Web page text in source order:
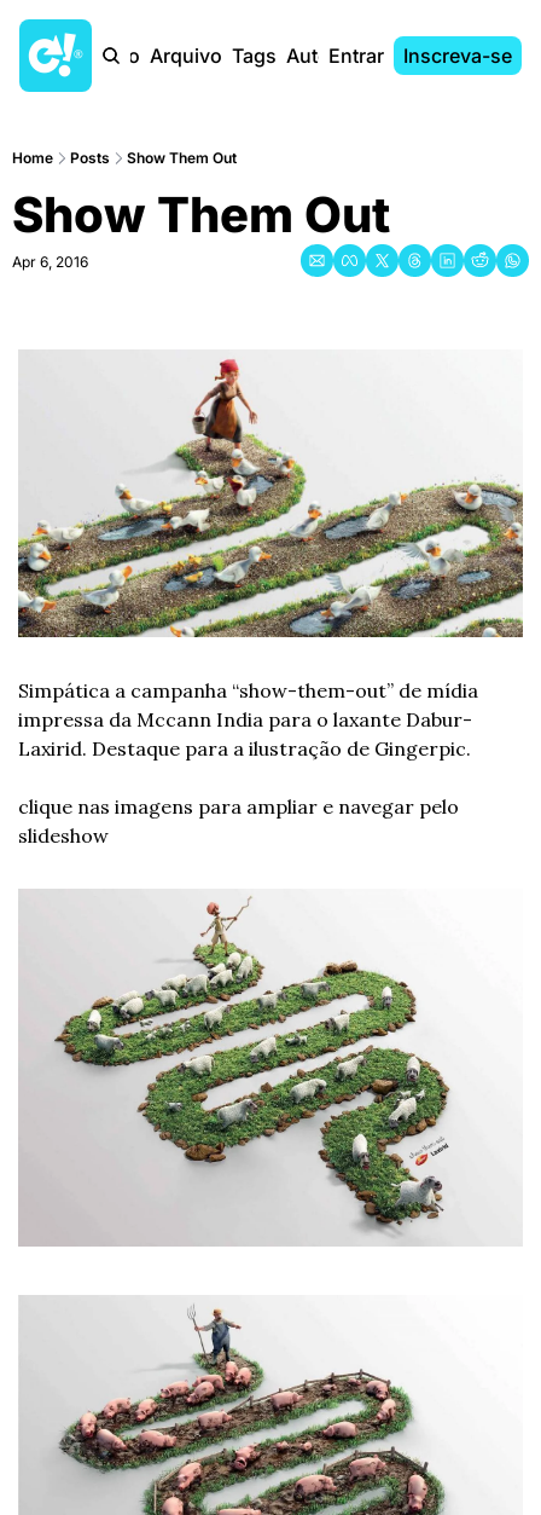
Início Arquivo Tags AutoresEntrar Inscreva-se
Home Posts Show Them Out
Show Them Out
Apr 6, 2016
Simpática a campanha “show-them-out” de mídia
impressa da Mccann India para o laxante Dabur-
Laxirid. Destaque para a ilustração de Gingerpic.
clique nas imagens para ampliar e navegar pelo
slideshow